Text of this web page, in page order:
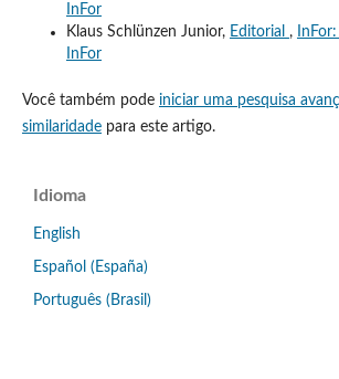
InFor
Klaus Schlünzen Junior, Editorial ,
InFor
Você também pode iniciar uma pesquisa
similaridadepara este artigo.
Idioma
English
Español (España)
Português (Brasil)